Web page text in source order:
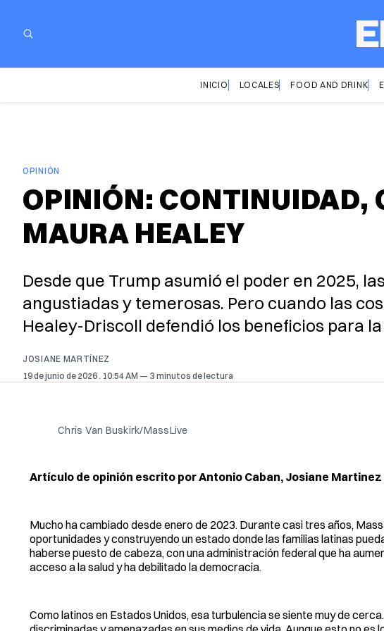
INICIO LOCALES FOOD AND DRINK
OPINIÓN
OPINIÓN: CONTINUIDAD,
MAURA HEALEY
Desde que Trump asumió el poder en 2025,
angustiadas y temerosas. Pero cuando las
Healey-Driscoll defendió los beneficios para
JOSIANE MARTÍNEZ
19 de junio de 2026 . 10:54 AM 3 minutos de lectura
Chris Van Buskirk/MassLive
Artículo de opinión escrito por Antonio Caban, Josiane
Mucho ha cambiado desde enero de 2023. Durante casi tres años,
oportunidades y construyendo un estado donde las familias latinas
haberse puesto de cabeza, con una administración federal que ha
acceso a la salud y ha debilitado la democracia.
Como latinos en Estados Unidos, esa turbulencia se siente muy de